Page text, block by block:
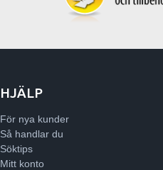
HJÄLP
För nya kunder
Så handlar du
Söktips
Mitt konto